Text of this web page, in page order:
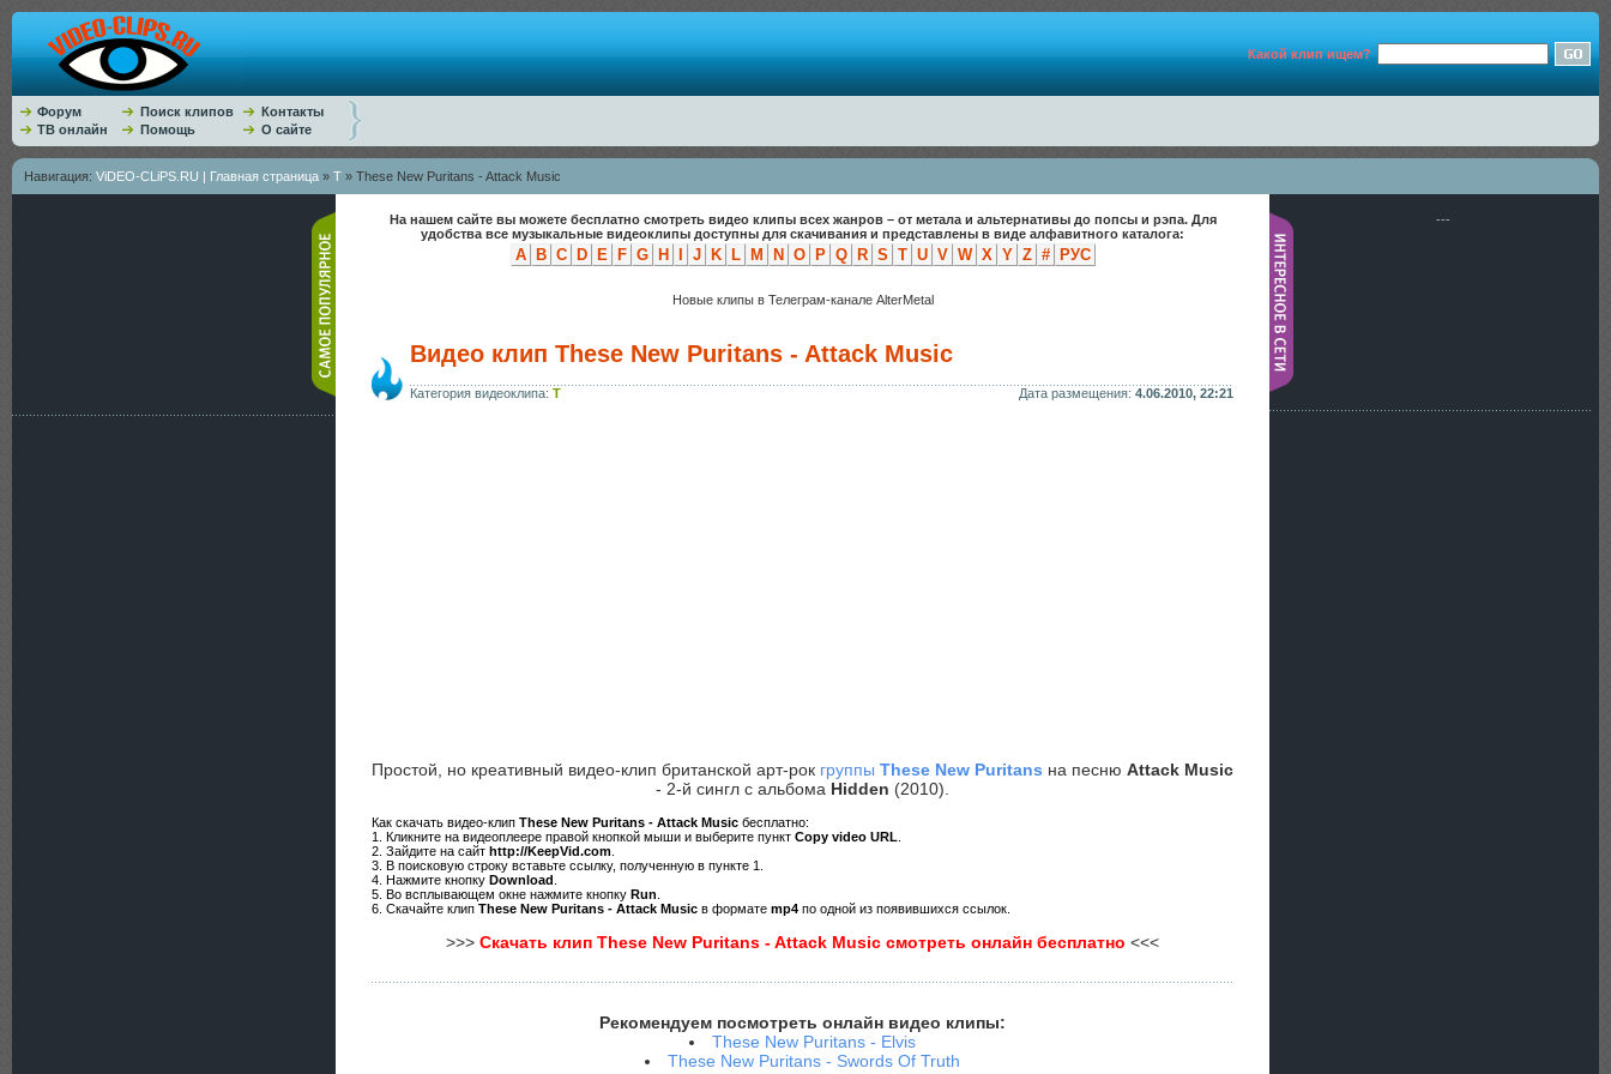
Какой клип ищем?
Форум Поиск клипов
Контакты
ТВ онлайн
Помощь О сайте
Навигация: ViDEO-CLiPS.RU | Главная страница » T » These New Puritans - Attack Music
На нашем сайте вы можете бесплатно смотреть видео клипы всех жанров – от метала и альтернативы до попсы и рэпа. Для
удобства все музыкальные видеоклипы доступны для скачивания и представлены в виде алфавитного каталога:
A B C D E F G H J K L M N O P Q R S T U V W X Y Z # РУС
Новые клипы в Телеграм-канале AlterMetal
Видео клип These New Puritans - Attack Music
Категория видеоклипа: T Дата размещения: 4.06.2010, 22:21
Простой, но креативный видео-клип британской арт-рок группы These New Puritans на песню Attack Music
- 2-й сингл с альбома Hidden (2010).
Как скачать видео-клип These New Puritans - Attack Music бесплатно:
1. Кликните на видеоплеере правой кнопкой мыши и выберите пункт Copy video URL
2. Зайдите на сайт http://KeepVid.com
3. В поисковую строку вставьте ссылку, полученную в пункте 1.
4. Нажмите кнопку Download
5. Во всплывающем окне нажмите кнопку Run
6. Скачайте клип These New Puritans - Attack Music в формате mp4 по одной из появившихся ссылок.
>>> Скачать клип These New Puritans - Attack Music смотреть онлайн бесплатно <<<
Рекомендуем посмотреть онлайн видео клипы:
These New Puritans - Elvis
These New Puritans - Swords Of Truth
---